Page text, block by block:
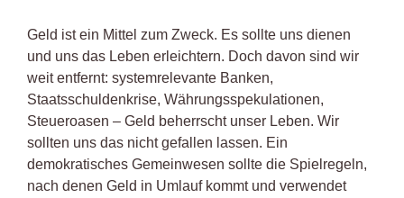
Geld ist ein Mittel zum Zweck. Es sollte uns dienen
und uns das Leben erleichtern. Doch davon sind wir
weit entfernt: systemrelevante Banken,
Staatsschuldenkrise, Währungsspekulationen,
Steueroasen – Geld beherrscht unser Leben. Wir
sollten uns das nicht gefallen lassen. Ein
demokratisches Gemeinwesen sollte die Spielregeln,
nach denen Geld in Umlauf kommt und verwendet